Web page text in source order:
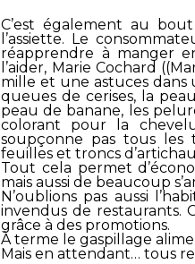
C’est également au
l’assiette. Le
réapprendre à manger
l’aider, Marie Cochard
mille et une astuces dans
queues de cerises, la
peau de banane, les
colorant pour la
soupçonne pas tous les
feuilles et troncs
Tout cela permet
mais aussi de beaucoup
N’oublions pas aussi
invendus de restaurants.
grâce à des promotions.
À terme le gaspillage
Mais en attendant… tous